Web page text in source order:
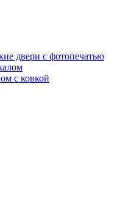
двери с фотопечатью
с ковкой